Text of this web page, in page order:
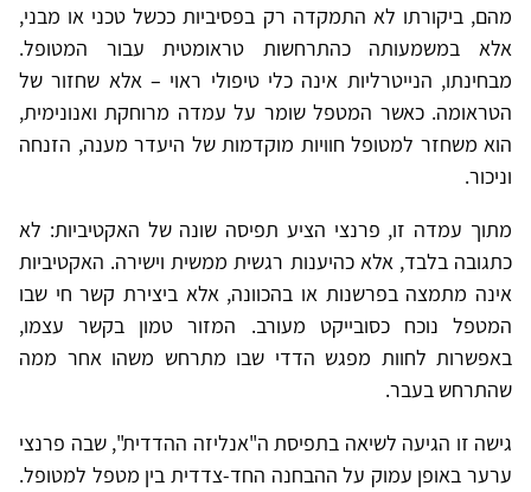
מהם, ביקורתו לא התמקדה רק בפסיביות ככשל טכני או מבני,
אלא במשמעותה כהתרחשות טראומטית עבור המטופל.
מבחינתו, הנייטרליות אינה כלי טיפולי ראוי – אלא שחזור של
הטראומה. כאשר המטפל שומר על עמדה מרוחקת ואנונימית,
הוא משחזר למטופל חוויות מוקדמות של היעדר מענה, הזנחה
וניכור.
מתוך עמדה זו, פרנצי הציע תפיסה שונה של האקטיביות: לא
כתגובה בלבד, אלא כהיענות רגשית ממשית וישירה. האקטיביות
אינה מתמצה בפרשנות או בהכוונה, אלא ביצירת קשר חי שבו
המטפל נוכח כסובייקט מעורב. המזור טמון בקשר עצמו,
באפשרות לחוות מפגש הדדי שבו מתרחש משהו אחר ממה
שהתרחש בעבר.
גישה זו הגיעה לשיאה בתפיסת ה"אנליזה ההדדית", שבה פרנצי
ערער באופן עמוק על ההבחנה החד-צדדית בין מטפל למטופל.